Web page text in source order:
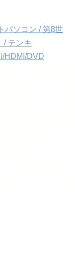
パソコン / 第8世
/ テンキ
HDMI/DVD